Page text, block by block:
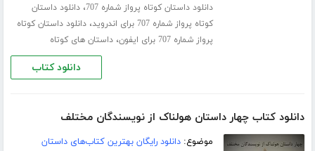
دانلود داستان کوتاه پرواز شماره 707 ،دانلود داستان
کوتاه پرواز شماره 707 برای اندروید
،دانلود داستان کوتاه
پرواز شماره 707 برای ایفون
،داستان های کوتاه
دانلود کتاب
دانلود کتاب چهار داستان هولناک از نویسندگان مختلف
موضوع:دانلود رایگان بهترین کتاب‌های داستان